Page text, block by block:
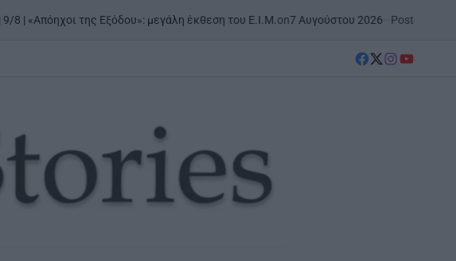
της Εξόδου»: μεγάλη έκθεση του Ε.Ι.Μ.on7 Αυγούστου 2026 Posted byAgrinioStories
facebook
Twitter
instagram
YouTube